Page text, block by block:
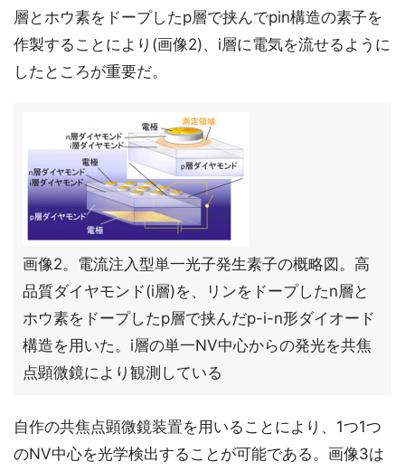
層とホウ素をドープしたp層で挟んでpin構造の素子を
作製することにより(画像2)、i層に電気を流せるように
したところが重要だ。
画像2。電流注入型単一光子発生素子の概略図。高
品質ダイヤモンド(i層)を、リンをドープしたn層と
ホウ素をドープしたp層で挟んだp-i-n形ダイオード
構造を用いた。i層の単一NV中心からの発光を共焦
点顕微鏡により観測している
自作の共焦点顕微鏡装置を用いることにより、1つ1つ
のNV中心を光学検出することが可能である。画像3は